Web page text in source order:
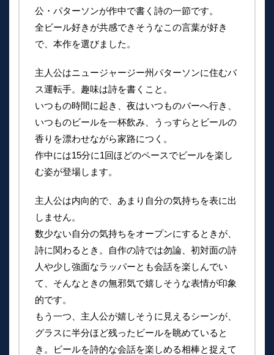
公・パターソンが作中で書く詩の一節です。
全ビール好きが共感できそうなこの言葉が好き
で、本作を選びました。
主人公はニュージャージー州パターソンに住むバ
ス運転手。趣味は詩を書くこと。
いつもの時間に起き、夜はいつものバーへ行き、
いつものビールを一杯飲み、うっすらとビールの
香りを漂わせながら家路につく。
作中には15分に1回ほどのペースでビールを楽し
む姿が登場します。
主人公は内向的で、あまり自分の気持ちを表に出
しません。
数少ない自分の気持ちをオープンにするときが、
詩に関わるとき。自作の詩では勿論、初対面の詩
人や少し強面なラッパーとも会話を楽しんでい
て、そんなときの無邪気で嬉しそうな表情が印象
的です。
もう一つ、主人公が嬉しそうに見えるシーンが、
グラスに半分ほど残ったビールを眺めていると
き。ビールを詩的な会話を楽しめる相棒と捉えて